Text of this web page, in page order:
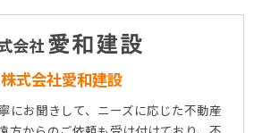
株式会社愛和建設
にお聞きして、ニーズに応じた不動産